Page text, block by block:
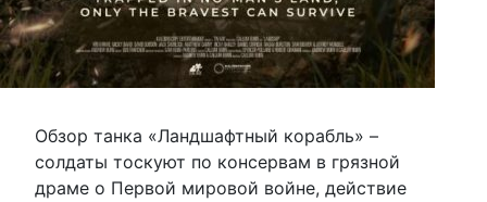
Обзор танка «Ландшафтный корабль» –
солдаты тоскуют по консервам в грязной
драме о Первой мировой войне, действие